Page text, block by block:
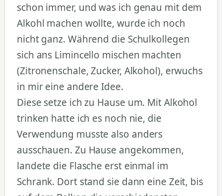
schon immer, und was ich genau mit dem
Alkohl machen wollte, wurde ich noch
nicht ganz. Während die Schulkollegen
sich ans Limincello mischen machten
(Zitronenschale, Zucker, Alkohol), erwuchs
in mir eine andere Idee.
Diese setze ich zu Hause um. Mit Alkohol
trinken hatte ich es noch nie, die
Verwendung musste also anders
ausschauen. Zu Hause angekommen,
landete die Flasche erst einmal im
Schrank. Dort stand sie dann eine Zeit, bis